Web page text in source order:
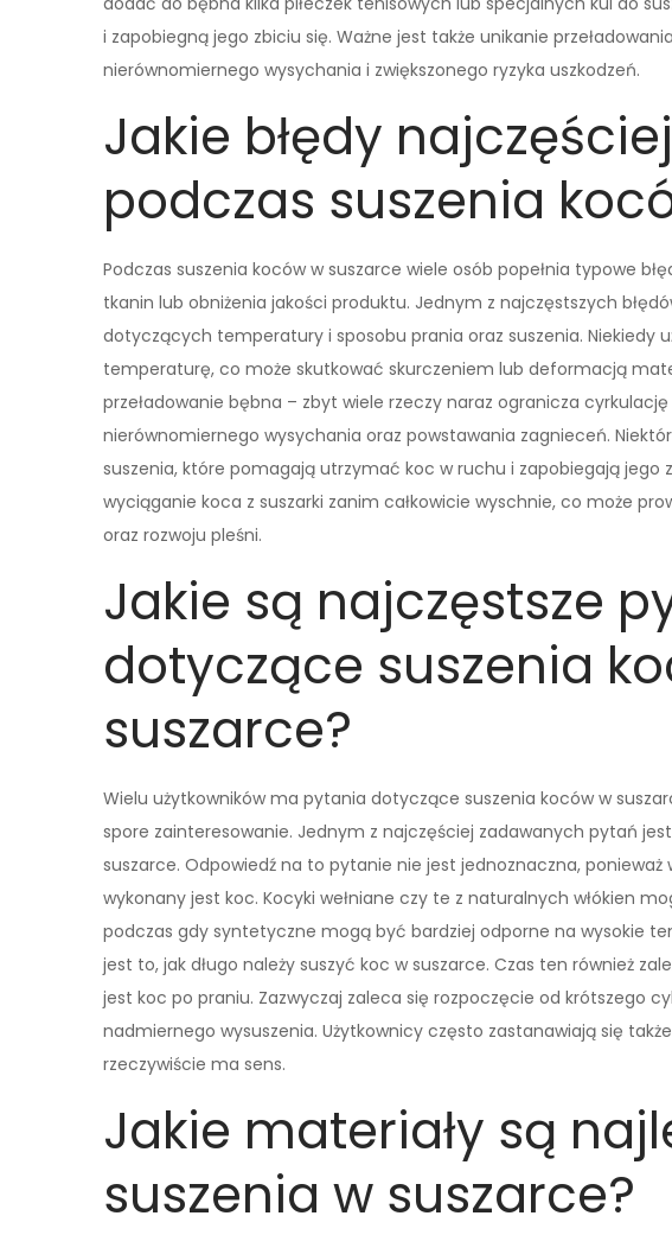
i zapobiegną jego zbiciu się. Ważne jest także unikanie
nierównomiernego wysychania i zwiększonego ryzyka uszkodzeń.
Jakie błędy
podczas suszenia
Podczas suszenia koców w suszarce wiele osób popełnia typowe
tkanin lub obniżenia jakości produktu. Jednym z najczęstszych
dotyczących temperatury i sposobu prania oraz suszenia. Niekiedy
temperaturę, co może skutkować skurczeniem lub deformacją
przeładowanie bębna – zbyt wiele rzeczy naraz ogranicza
nierównomiernego wysychania oraz powstawania zagnieceń.
suszenia, które pomagają utrzymać koc w ruchu i zapobiegają jego
wyciąganie koca z suszarki zanim całkowicie wyschnie, co może
oraz rozwoju pleśni.
Jakie są najczęstsze
dotyczące suszenia
suszarce?
Wielu użytkowników ma pytania dotyczące suszenia koców w
spore zainteresowanie. Jednym z najczęściej zadawanych pytań
suszarce. Odpowiedź na to pytanie nie jest jednoznaczna, ponieważ
wykonany jest koc. Kocyki wełniane czy te z naturalnych włókien
podczas gdy syntetyczne mogą być bardziej odporne na wysokie
jest to, jak długo należy suszyć koc w suszarce. Czas ten również
jest koc po praniu. Zazwyczaj zaleca się rozpoczęcie od krótszego
nadmiernego wysuszenia. Użytkownicy często zastanawiają się
rzeczywiście ma sens.
Jakie materiały są
suszenia w suszarce?